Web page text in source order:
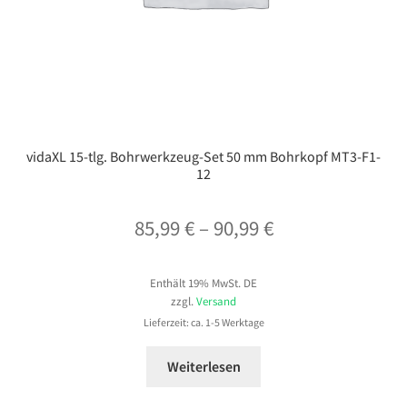
vidaXL 15-tlg. Bohrwerkzeug-Set 50 mm Bohrkopf MT3-F1-
12
85,99€ – 90,99€Preisspanne:
Enthält 19% MwSt. DE
zzgl. Versand
Lieferzeit: ca. 1-5 Werktage
Weiterlesen